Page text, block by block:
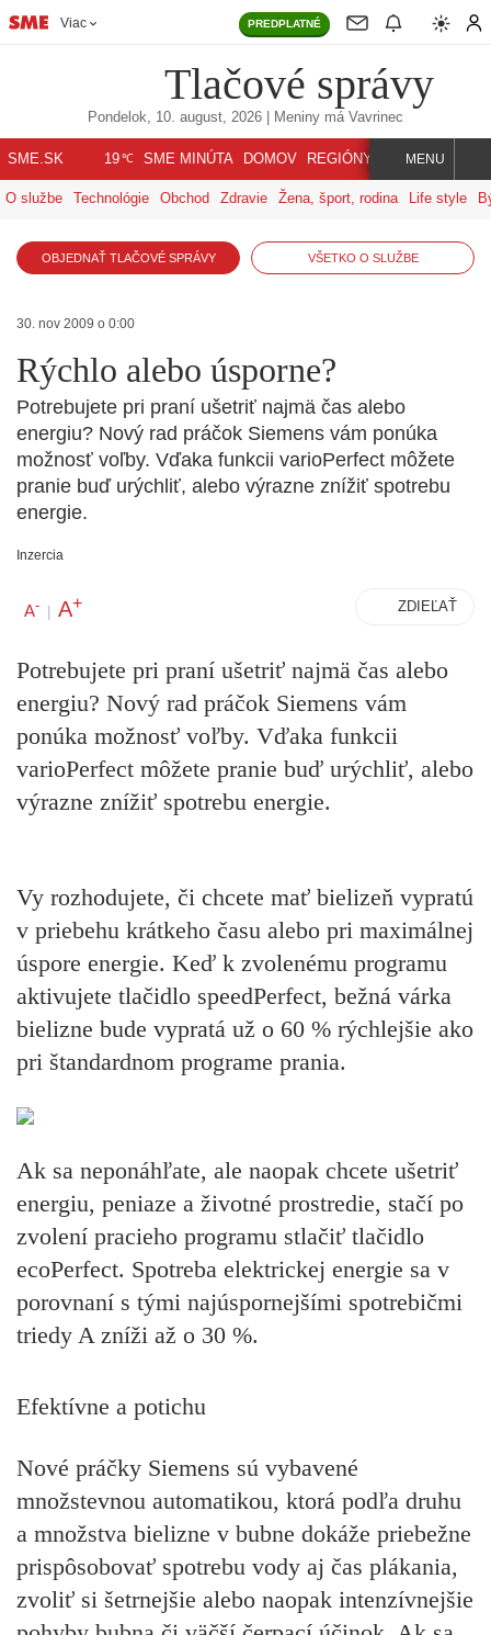
Viac PREDPLATNÉ
Tlačové správy
Pondelok, 10. august, 2026 | Meniny má Vavrinec
SME.SK 19℃ SME MINÚTA DOMOV REGIÓNY INDEX SVET
MENU
O službe Technológie Obchod Zdravie Žena, šport, rodina Life style
OBJEDNAŤ TLAČOVÉ SPRÁVY VŠETKO O SLUŽBE
30. nov 2009 o 0:00
Rýchlo alebo úsporne?
Potrebujete pri praní ušetriť najmä čas alebo
energiu? Nový rad práčok Siemens vám ponúka
možnosť voľby. Vďaka funkcii varioPerfect môžete
pranie buď urýchliť, alebo výrazne znížiť spotrebu
energie.
Inzercia
A- | A+ ZDIEĽAŤ
Potrebujete pri praní ušetriť najmä čas alebo
energiu? Nový rad práčok Siemens vám
ponúka možnosť voľby. Vďaka funkcii
varioPerfect môžete pranie buď urýchliť, alebo
výrazne znížiť spotrebu energie.
Vy rozhodujete, či chcete mať bielizeň vypratú
v priebehu krátkeho času alebo pri maximálnej
úspore energie. Keď k zvolenému programu
aktivujete tlačidlo speedPerfect, bežná várka
bielizne bude vypratá už o 60 % rýchlejšie ako
pri štandardnom programe prania.
Ak sa neponáhľate, ale naopak chcete ušetriť
energiu, peniaze a životné prostredie, stačí po
zvolení pracieho programu stlačiť tlačidlo
ecoPerfect. Spotreba elektrickej energie sa v
porovnaní s tými najúspornejšími spotrebičmi
triedy A zníži až o 30 %.
Efektívne a potichu
Nové práčky Siemens sú vybavené
množstevnou automatikou, ktorá podľa druhu
a množstva bielizne v bubne dokáže priebežne
prispôsobovať spotrebu vody aj čas plákania,
zvoliť si šetrnejšie alebo naopak intenzívnejšie